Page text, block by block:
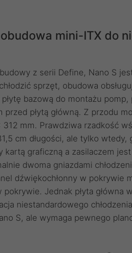
mini-ITX do
z serii Define, Nano S
sprzęt, obudowa
bazową do montażu
płytą główną. Z przodu
mm. Prawdziwa rzadkość
cm długości, ale tylko
kartą graficzną a zasilaczem
dwoma gniazdami
dźwiękochłonny w pokrywie
Jednak płyta główna
niestandardowego
S, ale wymaga pewnego